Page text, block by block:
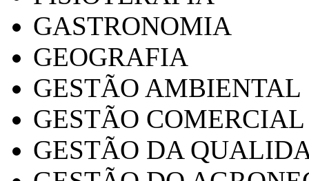
GASTRONOMIA
GEOGRAFIA
GESTÃO AMBIENTAL
GESTÃO COMERCIAL
GESTÃO DA